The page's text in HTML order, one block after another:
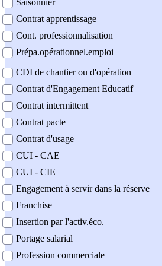
Saisonnier
Contrat apprentissage
Cont. professionnalisation
Prépa.opérationnel.emploi
CDI de chantier ou d'opération
Contrat d'Engagement Educatif
Contrat intermittent
Contrat pacte
Contrat d'usage
CUI - CAE
CUI - CIE
Engagement à servir dans la réserve
Franchise
Insertion par l'activ.éco.
Portage salarial
Profession commerciale